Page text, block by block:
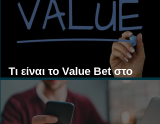
Τι είναι το Value Bet στο
Στοίχημα;